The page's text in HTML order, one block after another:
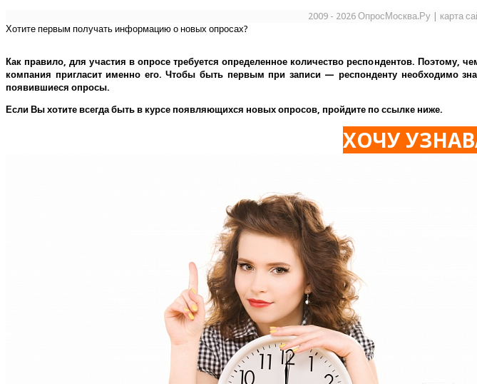
2009 - 2026 ОпросМосква.Ру | карта
Хотите первым получать информацию о новых опросах?
Как правило, для участия в опросе требуется определенное количество респондентов. Поэтому,
компания пригласит именно его.Чтобы быть первым при записи — респонденту необходимо
появившиеся опросы.
Если Вы хотите всегда быть в курсе появляющихся новых опросов, пройдите по ссылке ниже.
ХОЧУ